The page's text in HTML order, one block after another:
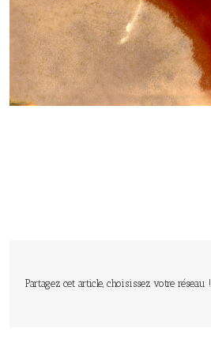
Partagez cet article, choisissez votre réseau !